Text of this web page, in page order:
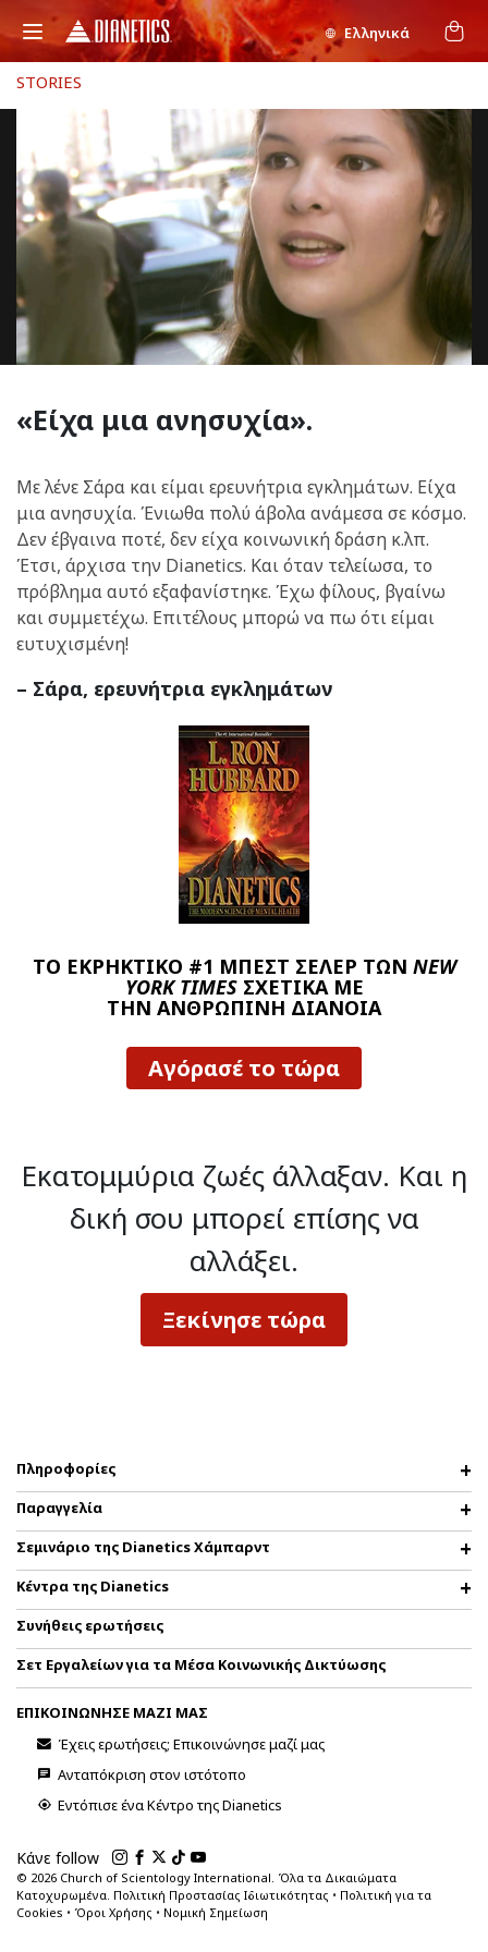
Ελληνικά
STORIES
«Είχα μια ανησυχία».
Με λένε Σάρα και είμαι ερευνήτρια εγκλημάτων. Είχα
μια ανησυχία. Ένιωθα πολύ άβολα ανάμεσα σε κόσμο.
Δεν έβγαινα ποτέ, δεν είχα κοινωνική δράση κ.λπ.
Έτσι, άρχισα την Dianetics. Και όταν τελείωσα, το
πρόβλημα αυτό εξαφανίστηκε. Έχω φίλους, βγαίνω
και συμμετέχω. Επιτέλους μπορώ να πω ότι είμαι
ευτυχισμένη!
– Σάρα, ερευνήτρια εγκλημάτων
ΤΟ ΕΚΡΗΚΤΙΚΟ #1 ΜΠΕΣΤ ΣΕΛΕΡ ΤΩΝ NEW
YORK TIMESΣΧΕΤΙΚΑ ΜΕ
ΤΗΝ ΑΝΘΡΩΠΙΝΗ ΔΙΑΝΟΙΑ
Αγόρασέ το τώρα
Εκατομμύρια ζωές άλλαξαν. Και η
δική σου μπορεί επίσης να
αλλάξει.
Ξεκίνησε τώρα
Πληροφορίες
Παραγγελία
Σεμινάριο της Dianetics Χάμπαρντ
Κέντρα της Dianetics
Συνήθεις ερωτήσεις
Σετ Εργαλείων για τα Μέσα Κοινωνικής Δικτύωσης
ΕΠΙΚΟΙΝΩΝΗΣΕ ΜΑΖΙ ΜΑΣ
Έχεις ερωτήσεις; Επικοινώνησε μαζί μας
Ανταπόκριση στον ιστότοπο
Εντόπισε ένα Κέντρο της Dianetics
Κάνε follow
© 2026 Church of Scientology International. Όλα τα Δικαιώματα
Κατοχυρωμένα. Πολιτική Προστασίας Ιδιωτικότητας • Πολιτική για τα
Cookies • Όροι Χρήσης • Νομική Σημείωση